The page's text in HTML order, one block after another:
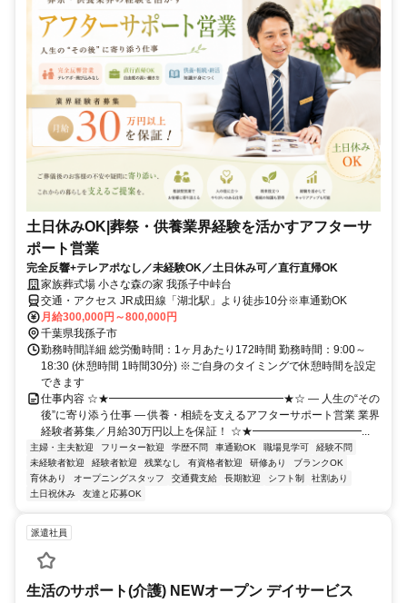
土日休みOK|葬祭・供養業界経験を活かすアフターサ
ポート営業
完全反響+テレアポなし／未経験OK／土日休み可／直行直帰OK
家族葬式場 小さな森の家 我孫子中峠台
交通・アクセス JR成田線「湖北駅」より徒歩10分※車通勤OK
月給300,000円～800,000円
千葉県我孫子市
勤務時間詳細 総労働時間：1ヶ月あたり172時間 勤務時間：9:00～
18:30 (休憩時間 1時間30分) ※ご自身のタイミングで休憩時間を設定
できます
仕事内容 ☆★━━━━━━━━━━━━━━━━★☆ ― 人生の“その
後”に寄り添う仕事 ― 供養・相続を支えるアフターサポート営業 業界
経験者募集／月給30万円以上を保証！ ☆★━━━━━━━━━━...
主婦・主夫歓迎 フリーター歓迎 学歴不問 車通勤OK 職場見学可
経験不問
未経験者歓迎
経験者歓迎 残業なし 有資格者歓迎 研修あり
ブランクOK
育休あり
オープニングスタッフ 交通費支給 長期歓迎 シフト制
社割あり
土日祝休み
友達と応募OK
派遣社員
生活のサポート(介護) NEWオープン デイサービス